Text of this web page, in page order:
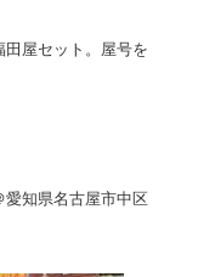
屋セット。屋号を
愛知県名古屋市中区